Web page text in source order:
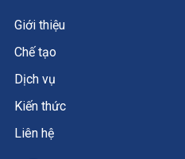
Giới thiệu
Chế tạo
Dịch vụ
Kiến thức
Liên hệ